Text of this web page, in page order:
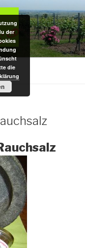
AUS DER
/ Dekoartikel f.
pfälzer Bio-Rebenholz
der
die